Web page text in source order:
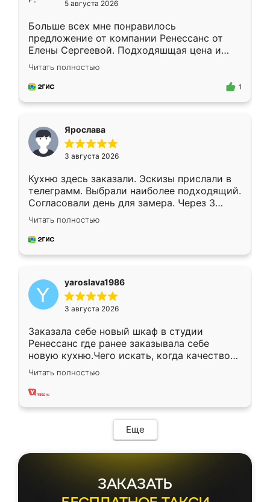
5 августа 2026
Больше всех мне понравилось
предложение от компании Ренессанс от
Елены Сергеевой. Подходяшщая цена и
короткие сроки изготовления. Приехавший
для замера сотрудник Владислав
предложил по моему эскизу самый
Читать полностью
1
Ярослава
3 августа 2026
Кухню здесь заказали. Эскизы прислали в
телеграмм. Выбрали наиболее подходящий.
Согласовали день для замера. Через 3
недели кухня была уже готова. Остались
довольны работой. Спасибо Ренессанс
мебель за качественную работу!
Читать полностью
yaroslava1986
3 августа 2026
Заказала себе новый шкаф в студии
Ренессанс где ранее заказывала себе
новую кухню.Чего искать, когда качеством
вполне довольна. Служит кухня уже почти
два года, нареканий нет.
Читать полностью
Еще
ЗАКАЗАТЬ